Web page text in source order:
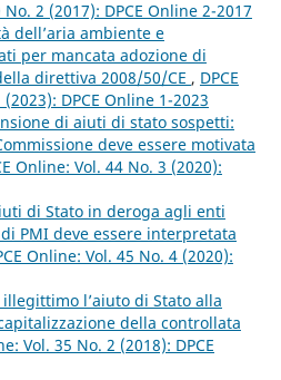
No. 2 (2017): DPCE Online 2-2017
dell’aria ambiente e
per mancata adozione di
direttiva 2008/50/CE , DPCE
DPCE Online 1-2023
di aiuti di stato sospetti:
deve essere motivata
Online: Vol. 44 No. 3 (2020):
di Stato in deroga agli enti
PMI deve essere interpretata
Online: Vol. 45 No. 4 (2020):
illegittimo l’aiuto di Stato alla
della controllata
Vol. 35 No. 2 (2018): DPCE